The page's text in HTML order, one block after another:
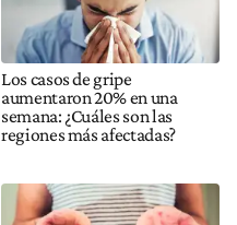
Los casos de gripe
aumentaron 20% en una
semana: ¿Cuáles son las
regiones más afectadas?